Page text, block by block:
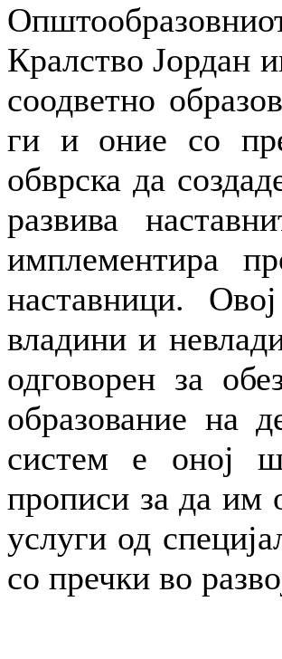
Кралство Јордан
соодветно
ги и оние со
обврска да
развива
имплементира
наставници.
владини и
одговорен за
образование на
систем е оној
прописи за да им
услуги од
со пречки во